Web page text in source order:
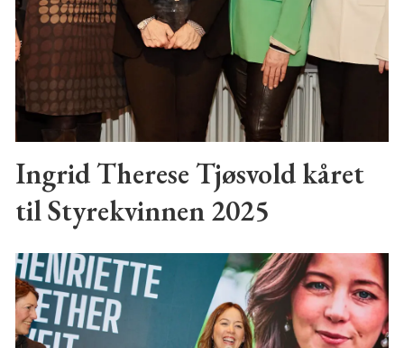
Ingrid Therese Tjøsvold kåret
til Styrekvinnen 2025